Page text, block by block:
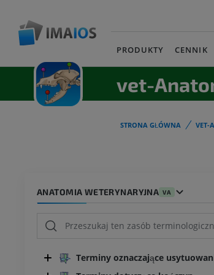
PRODUKTY CENNIK
vet-
STRONA GŁÓWNA VET-
ANATOMIA WETERYNARYJNA VA
Terminy oznaczające